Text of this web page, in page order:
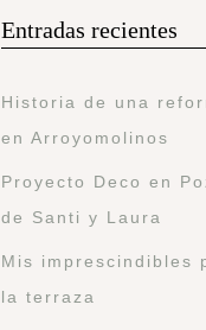
Entradas recientes
Historia de una
en Arroyomolinos
Proyecto Deco en
de Santi y Laura
Mis imprescindibles
la terraza